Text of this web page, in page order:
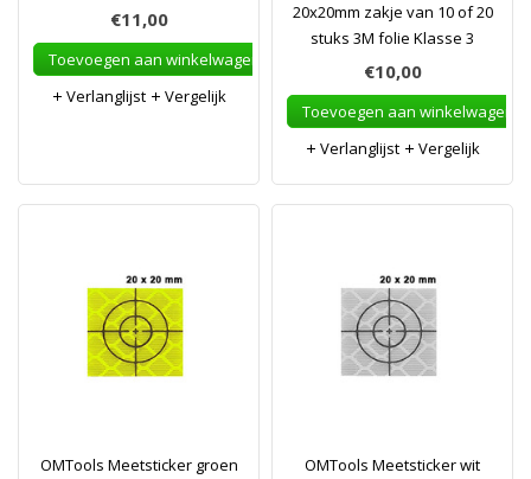
€11,00
Toevoegen aan winkelwagen
Verlanglijst
Vergelijk
20x20mm zakje van 10 of 20
stuks 3M folie Klasse 3
€10,00
Toevoegen aan winkelwagen
Verlanglijst
Vergelijk
OMTools Meetsticker groen
OMTools Meetsticker wit